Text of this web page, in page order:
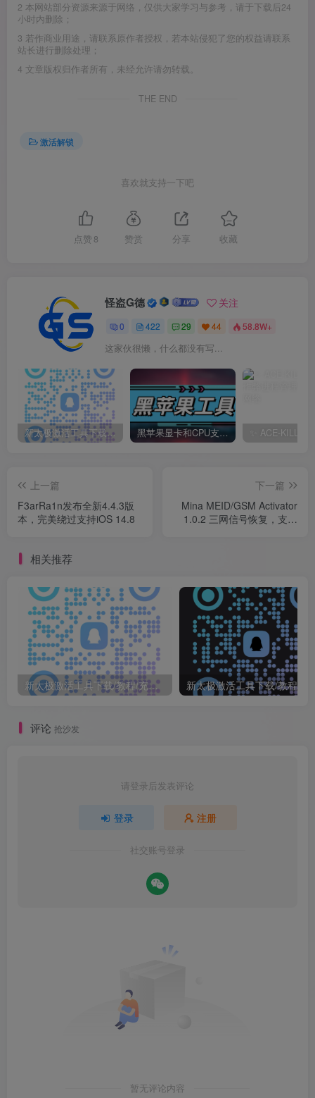
2 本网站部分资源来源于网络，仅供大家学习与参考，请于下载后24
小时内删除；
3 若作商业用途，请联系原作者授权，若本站侵犯了您的权益请联系
站长进行删除处理；
4 文章版权归作者所有，未经允许请勿转载。
THE END
激活解锁
喜欢就支持一下吧
点赞 8 赞赏 分享 收藏
怪盗G德 关注
0 422 29 44 58.8W+
这家伙很懒，什么都没有写...
新太极激活工具下载/教程/充值/开户(QQ交流群号749113977) 黑苹果显卡和CPU支持情况以及购买硬件防踩坑指南
上一篇
F3arRa1n发布全新4.4.3版
本，完美绕过支持iOS 14.8
下一篇
Mina MEID/GSM Activator
1.0.2 三网信号恢复，支持
相关推荐
新太极激活工具下载/教程/充值/开户(QQ交流群号749113977)
评论 抢沙发
请登录后发表评论
登录 注册
社交账号登录
暂无评论内容